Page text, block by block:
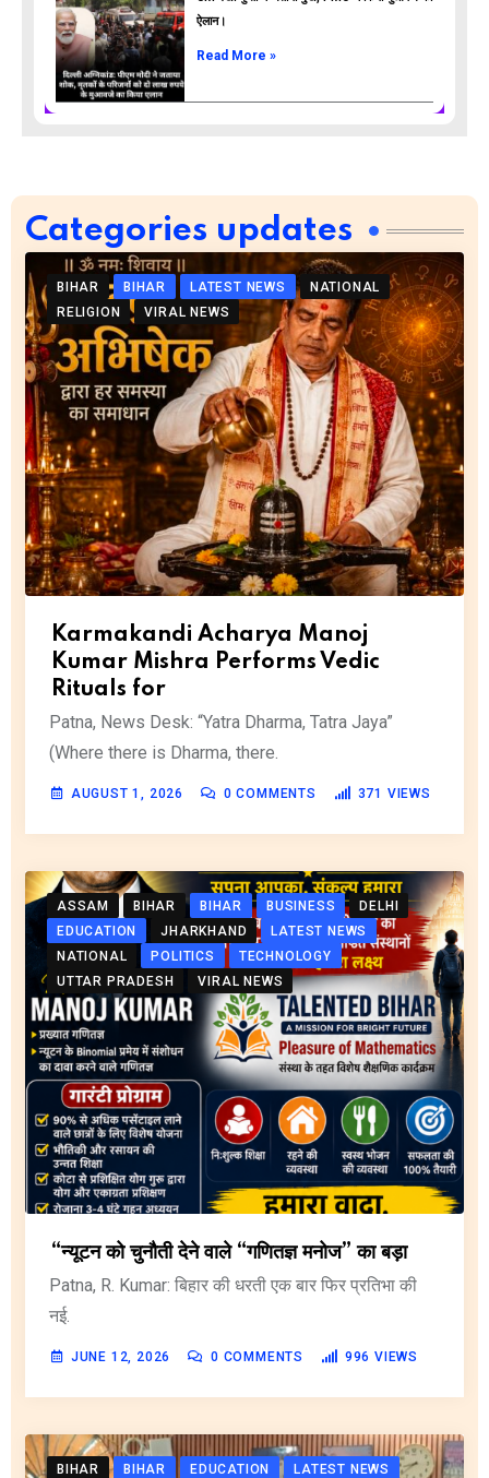
ऐलान।
Read More »
Categories updates
BIHAR BIHAR LATEST NEWS
NATIONAL
RELIGION
VIRAL NEWS
Karmakandi Acharya Manoj
Kumar Mishra Performs Vedic
Rituals for
Patna, News Desk: “Yatra Dharma, Tatra Jaya”
(Where there is Dharma, there.
AUGUST 1, 2026 0 COMMENTS 371 VIEWS
ASSAM BIHAR BIHAR BUSINESS
DELHI
EDUCATION
JHARKHAND
LATEST NEWS
NATIONAL
POLITICS
TECHNOLOGY
UTTAR PRADESH
VIRAL NEWS
“न्यूटन को चुनौती देने वाले “गणितज्ञ मनोज” का बड़ा
Patna, R. Kumar: बिहार की धरती एक बार फिर प्रतिभा की
नई.
JUNE 12, 2026 0 COMMENTS 996 VIEWS
BIHAR BIHAR EDUCATION
LATEST NEWS